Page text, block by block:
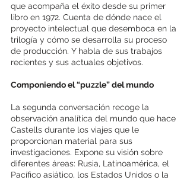
que acompaña el éxito desde su primer
libro en 1972. Cuenta de dónde nace el
proyecto intelectual que desemboca en la
trilogía y cómo se desarrolla su proceso
de producción. Y habla de sus trabajos
recientes y sus actuales objetivos.
Componiendo el “puzzle” del mundo
La segunda conversación recoge la
observación analítica del mundo que hace
Castells durante los viajes que le
proporcionan material para sus
investigaciones. Expone su visión sobre
diferentes áreas: Rusia, Latinoamérica, el
Pacífico asiático, los Estados Unidos o la